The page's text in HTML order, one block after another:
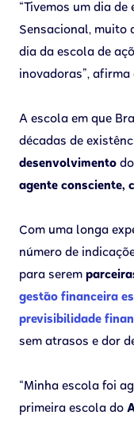
“Tivemos um dia
Sensacional, muito
dia da escola de
inovadoras”,
A escola em que
décadas de
desenvolvimento
agente consciente,
Com uma longa
número de
para serem
gestão financeira
previsibilidade
sem atrasos e dor
“Minha escola foi
primeira escola do